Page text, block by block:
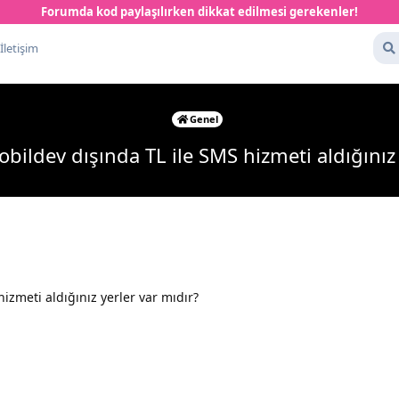
Forumda kod paylaşılırken dikkat edilmesi gerekenler!
İletişim
Genel
dışında TL ile SMS hizmeti
aldığınız yerler var mıdır?